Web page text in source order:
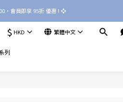
，會員即享 95折 優惠 ! ❖
$ HKD 繁體中文
列